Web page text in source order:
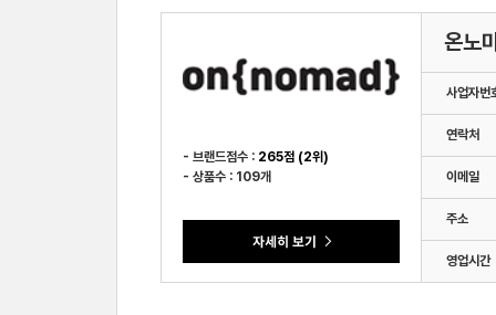
- 브랜드점수 : 265점 (2위)
- 상품수 : 109개
온노
사업자번
연락처
이메일
주소
영업시간